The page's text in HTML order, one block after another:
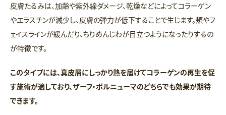
皮膚たるみは、加齢や紫外線ダメージ、乾燥などによってコラーゲン
やエラスチンが減少し、皮膚の弾力が低下することで生じます。頬やフ
ェイスラインが緩んだり、ちりめんじわが目立つようになったりするの
が特徴です。
このタイプには、真皮層にしっかり熱を届けてコラーゲンの再生を促
す施術が適しており、ザーフ・ボルニューマのどちらでも効果が期待
できます。